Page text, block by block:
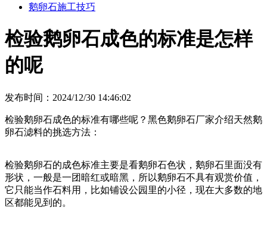
鹅卵石施工技巧
检验鹅卵石成色的标准是怎样
的呢
发布时间：2024/12/30 14:46:02
检验鹅卵石成色的标准有哪些呢？黑色鹅卵石厂家介绍天然鹅
卵石滤料的挑选方法：
检验鹅卵石的成色标准主要是看鹅卵石色状，鹅卵石里面没有
形状，一般是一团暗红或暗黑，所以鹅卵石不具有观赏价值，
它只能当作石料用，比如铺设公园里的小径，现在大多数的地
区都能见到的。